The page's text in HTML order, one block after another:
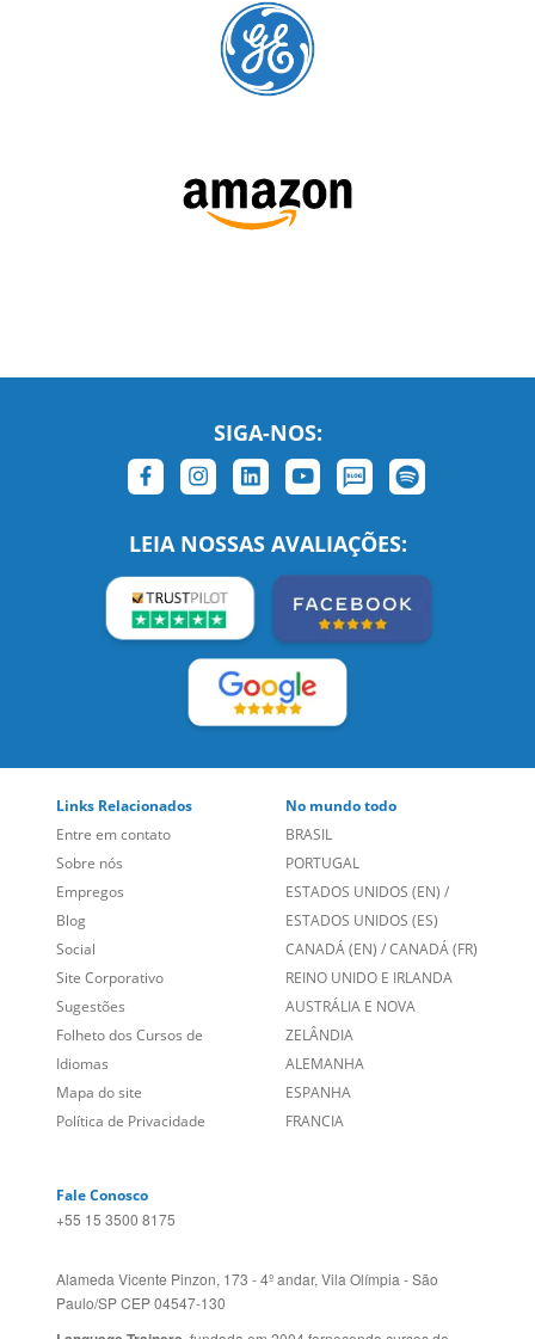
SIGA-NOS:
LEIA NOSSAS AVALIAÇÕES:
Sobre nós
Empregos
Blog
Social
Site Corporativo
Sugestões
Folheto dos Cursos de
Idiomas
Mapa do site
Política de Privacidade
PORTUGAL
ESTADOS UNIDOS (EN)
ESTADOS UNIDOS (ES)
CANADÁ (EN)/CANADÁ (FR)
REINO UNIDO E IRLANDA
AUSTRÁLIA E NOVA
ZELÂNDIA
ALEMANHA
ESPANHA
FRANCIA
Alameda Vicente Pinzon, 173 - 4º andar, Vila Olímpia - São
Language Trainers,fundada em 2004 fornecendo cursos de
idiomas em mais de 60 cidades em todo o Brasil e Online com